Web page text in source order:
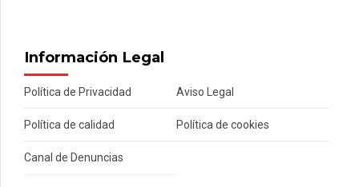
Información Legal
Política de Privacidad Aviso Legal
Política de calidad Política de cookies
Canal de Denuncias